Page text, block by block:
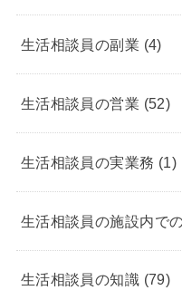
生活相談員の副業 (4)
生活相談員の営業 (52)
生活相談員の実業務 (1)
生活相談員の施設内で
生活相談員の知識 (79)